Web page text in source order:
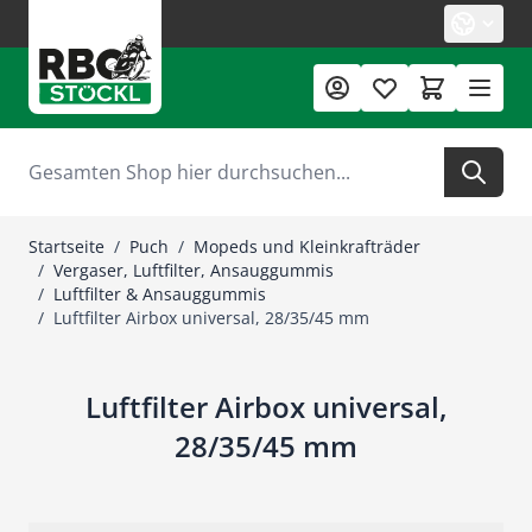
Suche
Startseite / Puch / Mopeds und Kleinkrafträder
/ Vergaser, Luftfilter, Ansauggummis
/ Luftfilter & Ansauggummis
/ Luftfilter Airbox universal, 28/35/45 mm
Luftfilter Airbox universal,
28/35/45 mm